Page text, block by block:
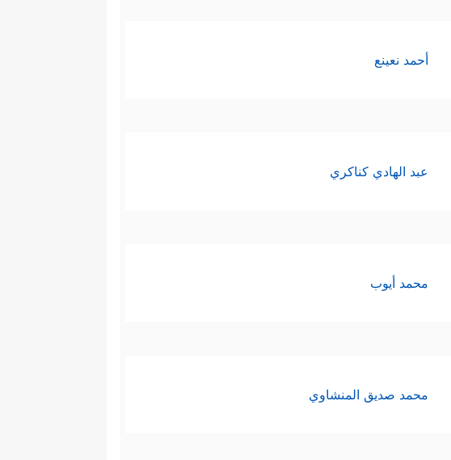
أحمد نعينع
عبد الهادي كناكري
محمد أيوب
محمد صديق المنشاوي